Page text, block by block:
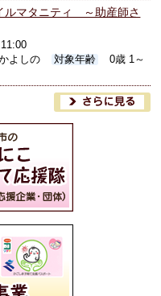
ルマタニティ ～助産師さ
よしの 対象年齢
0歳 1～